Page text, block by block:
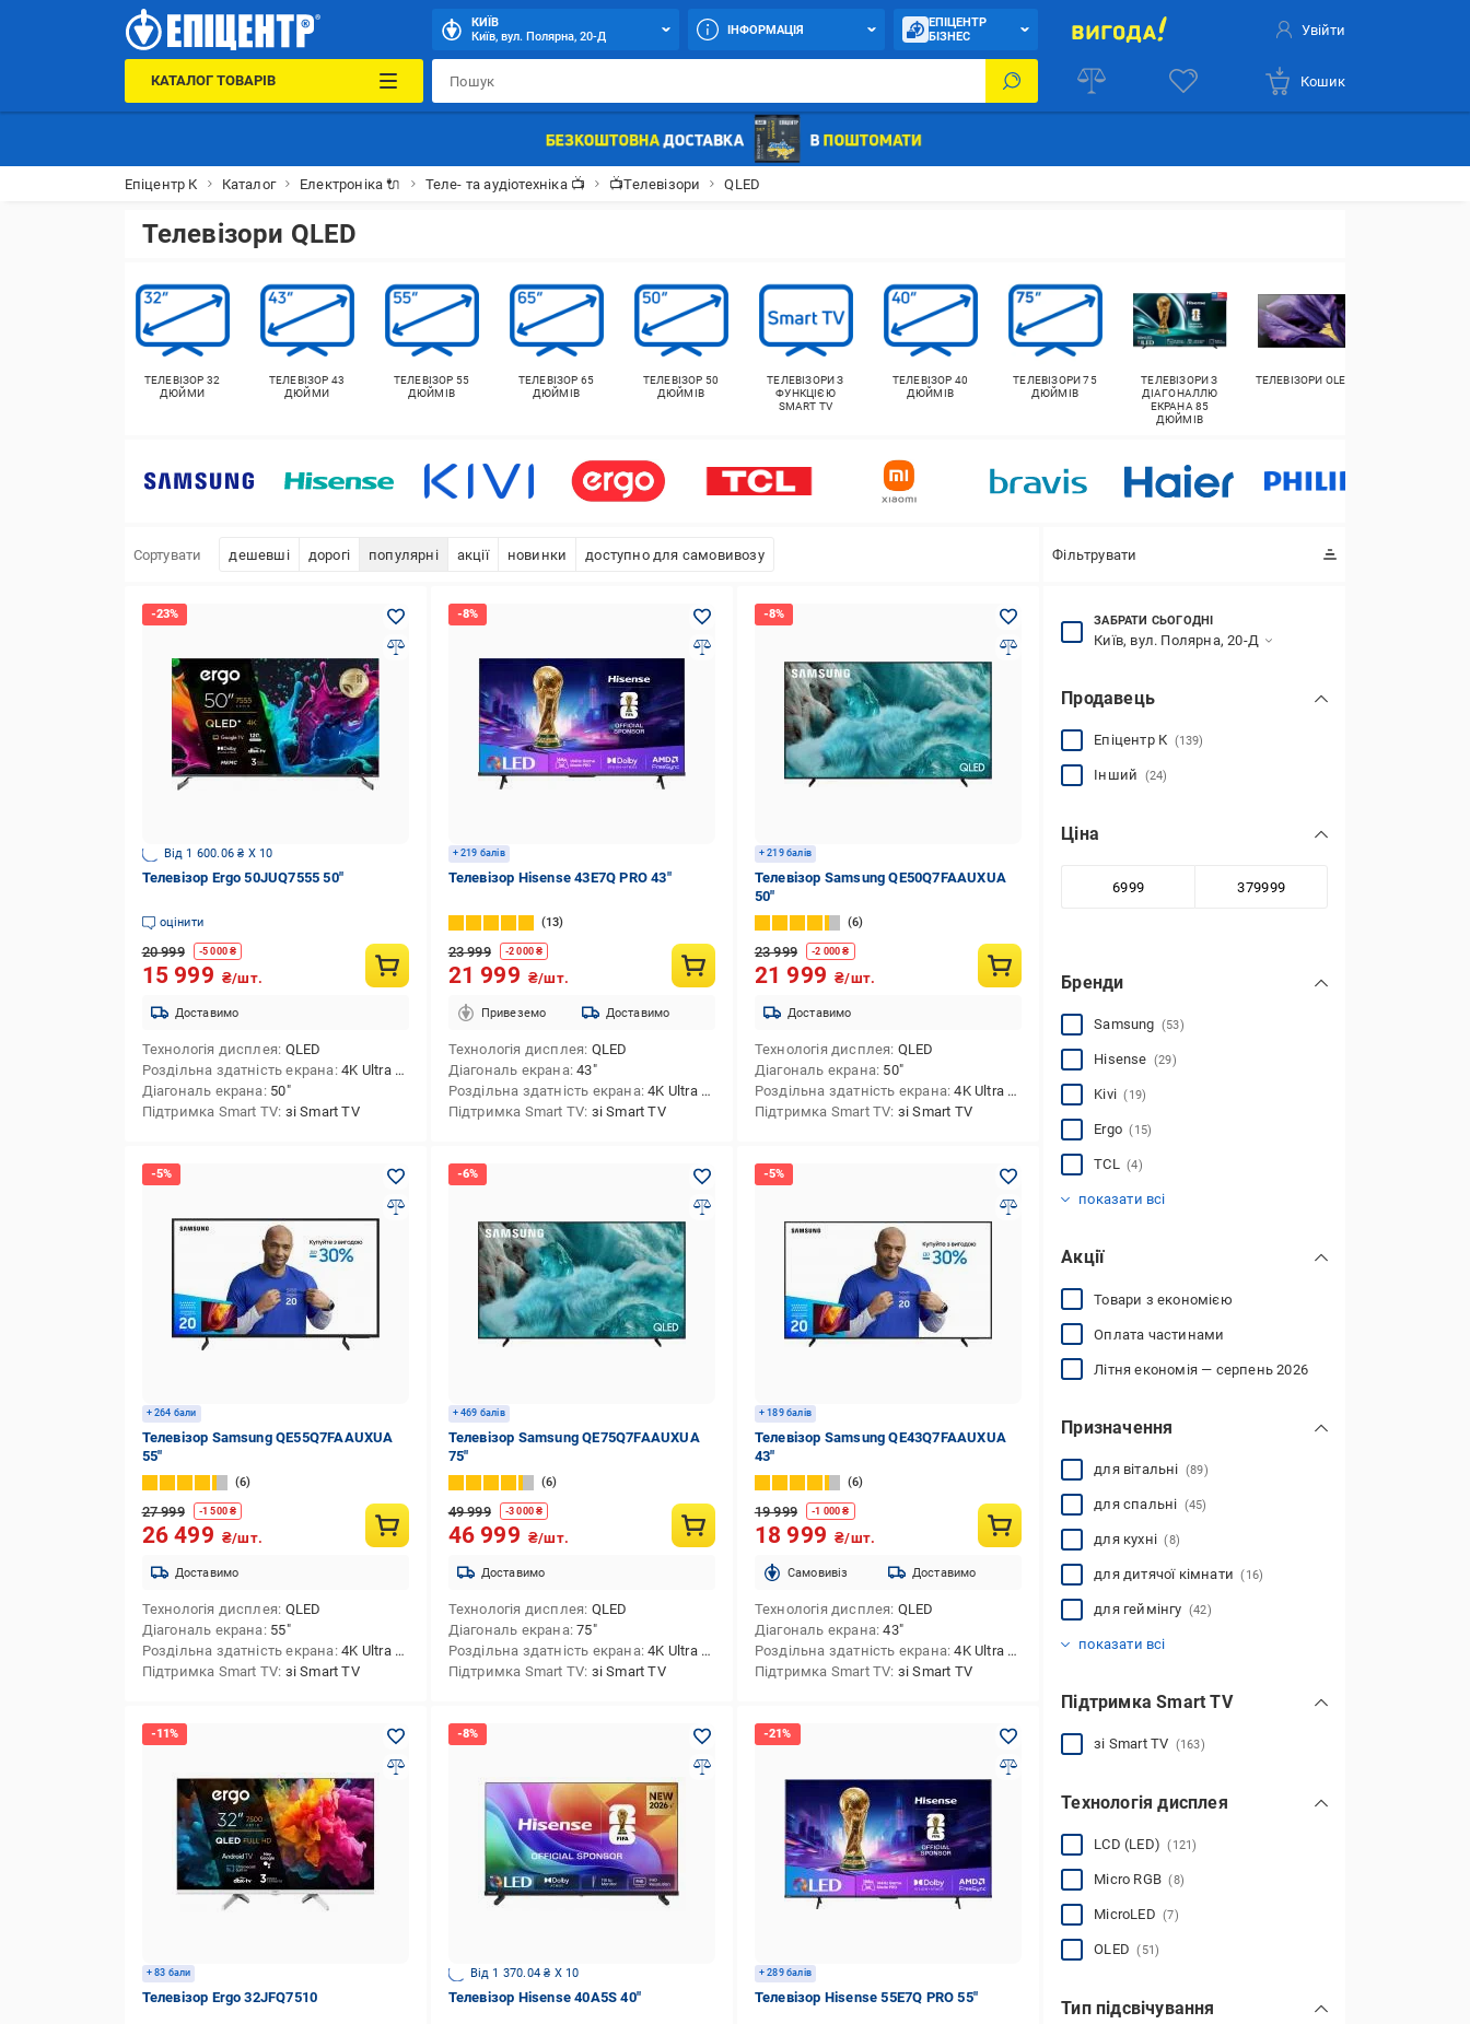
КИЇВ
Київ, вул. Полярна, 20-Д
ІНФОРМАЦІЯ
ЕПІЦЕНТР
БІЗНЕС
Увійти
КАТАЛОГ ТОВАРІВ Кошик
Епіцентр К Каталог Електроніка 🔌 Теле- та аудіотехніка 📺 📺Телевізори QLED
Телевізори QLED
ТЕЛЕВІЗОР 32
ДЮЙМИ
ТЕЛЕВІЗОР 43
ДЮЙМИ
ТЕЛЕВІЗОР 55
ДЮЙМІВ
ТЕЛЕВІЗОР 65
ДЮЙМІВ
ТЕЛЕВІЗОР 50
ДЮЙМІВ
ТЕЛЕВІЗОРИ З
ФУНКЦІЄЮ
SMART TV
ТЕЛЕВІЗОР 40
ДЮЙМІВ
ТЕЛЕВІЗОРИ 75
ДЮЙМІВ
ТЕЛЕВІЗОРИ З
ДІАГОНАЛЛЮ
ЕКРАНА 85
ДЮЙМІВ
ТЕЛЕВІЗОРИ OLED
Сортувати дешевші дорогі популярні акції новинки доступно для самовивозу Фільтрувати
Від 1 600.06 ₴ X 10
Телевізор Ergo 50JUQ7555 50″
оцінити
20 999 -5 000₴
15 999 ₴/шт.
Доставимо
Технологія дисплея QLED
Роздільна здатність екрана 4K Ultra HD (3840x2160)
Діагональ екрана 50″
Підтримка Smart TV зі Smart TV
+ 219 балів
Телевізор Hisense 43E7Q PRO 43″
13
23 999 -2 000 ₴
21 999 ₴/шт.
Привеземо Доставимо
Технологія дисплея QLED
Діагональ екрана 43″
Роздільна здатність екрана 4K Ultra HD (3840x2160)
Підтримка Smart TV зі Smart TV
+ 219 балів
Телевізор Samsung QE50Q7FAAUXUA
50″
6
23 999 -2 000 ₴
21 999 ₴/шт.
Доставимо
Технологія дисплея QLED
Діагональ екрана 50″
Роздільна здатність екрана 4K Ultra HD (3840x2160)
Підтримка Smart TV зі Smart TV
+ 264 бали
Телевізор Samsung QE55Q7FAAUXUA
55″
6
27 999 -1 500₴
26 499 ₴/шт.
Доставимо
Технологія дисплея QLED
Діагональ екрана 55″
Роздільна здатність екрана 4K Ultra HD (3840x2160)
Підтримка Smart TV зі Smart TV
+ 469 балів
Телевізор Samsung QE75Q7FAAUXUA
75″
6
49 999 -3 000 ₴
46 999 ₴/шт.
Доставимо
Технологія дисплея QLED
Діагональ екрана 75″
Роздільна здатність екрана 4K Ultra HD (3840x2160)
Підтримка Smart TV зі Smart TV
+ 189 балів
Телевізор Samsung QE43Q7FAAUXUA
43″
6
19 999 -1 000 ₴
18 999 ₴/шт.
Cамовивіз Доставимо
Технологія дисплея QLED
Діагональ екрана 43″
Роздільна здатність екрана 4K Ultra HD (3840x2160)
Підтримка Smart TV зі Smart TV
+ 83 бали
Телевізор Ergo 32JFQ7510
Від 1 370.04 ₴ X 10
Телевізор Hisense 40A5S 40″
+ 289 балів
Телевізор Hisense 55E7Q PRO 55″
ЗАБРАТИ СЬОГОДНІ
Київ, вул. Полярна, 20-Д
Продавець
Епіцентр К (139)
Інший (24)
Ціна
Бренди
Samsung (53)
Hisense (29)
Kivi(19)
Ergo(15)
TCL(4)
показати всі
Акції
Товари з економією
Оплата частинами
Літня економія — серпень 2026
Призначення
для вітальні (89)
для спальні (45)
для кухні(8)
для дитячої кімнати(16)
для геймінгу (42)
показати всі
Підтримка Smart TV
зі Smart TV (163)
Технологія дисплея
LCD (LED)(121)
Micro RGB(8)
MicroLED(7)
OLED(51)
Тип підсвічування